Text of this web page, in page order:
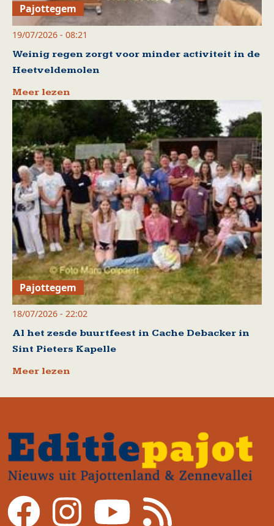
Pajottegem
19/07/2026 - 08:21
Weinig regen zorgt voor minder activiteit in de
Heetveldemolen
Meer lezen
Pajottegem
18/07/2026 - 22:02
Al het zesde buurtfeest in Cache Debacker in
Sint Pieters Kapelle
Meer lezen